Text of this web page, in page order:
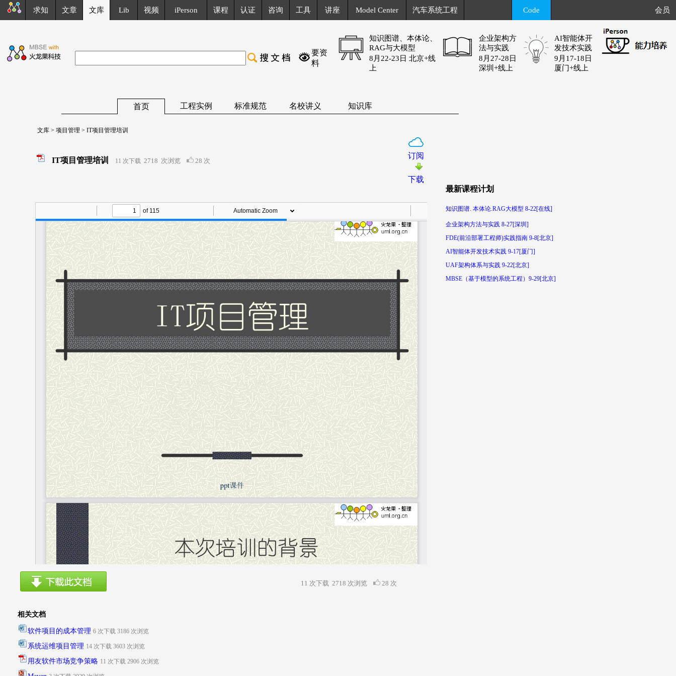
求知 文章 文库 Lib 视频 iPerson 课程 认证 咨询 工具 讲座 Model Center 汽车系统工程 Code 会员
要资
料
知识图谱、本体论、
RAG与大模型
8月22-23日 北京+线
上
企业架构方
法与实践
8月27-28日
深圳+线上
AI智能体开
发技术实践
9月17-18日
厦门+线上
首页 工程实例 标准规范 名校讲义 知识库
文库 > 项目管理 > IT项目管理培训
IT项目管理培训 11 次下载 2718 次浏览 28 次
订阅
下载
最新课程计划
知识图谱. 本体论.RAG大模型 8-22[在线]
企业架构方法与实践 8-27[深圳]
FDE(前沿部署工程师)实践指南 9-8[北京]
AI智能体开发技术实践 9-17[厦门]
UAF架构体系与实践 9-22[北京]
MBSE（基于模型的系统工程）9-29[北京]
11 次下载 2718 次浏览 28 次
相关文档
软件项目的成本管理 6 次下载 3186 次浏览
系统运维项目管理 14 次下载 3603 次浏览
用友软件市场竞争策略 11 次下载 2906 次浏览